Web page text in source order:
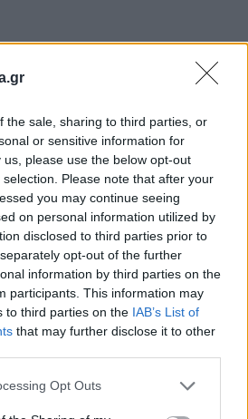
the sale, sharing to third parties, or
or sensitive information for
please use the below opt-out
Please note that after your
you may continue seeing
on personal information utilized by
disclosed to third parties prior to
opt-out of the further
information by third parties on the
participants. This information may
to third parties on the IAB’s List of
that may further disclose it to other
Opt Outs